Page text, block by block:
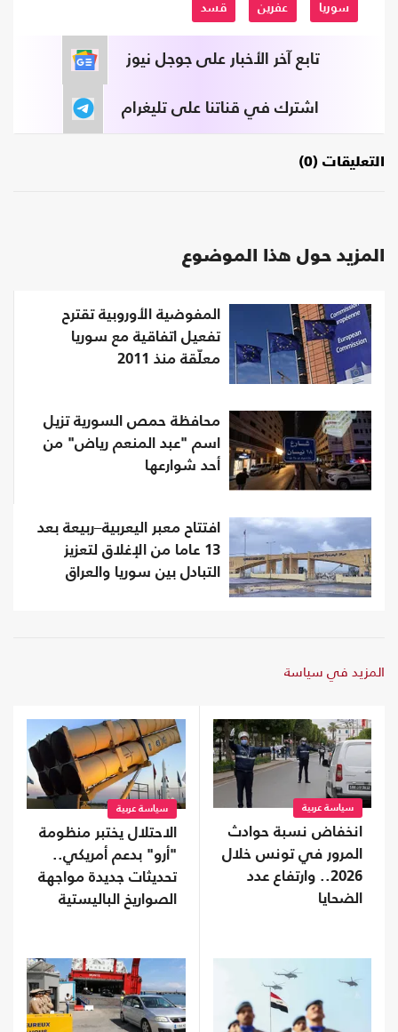
سوريا عفرين قسد
تابع آخر الأخبار على جوجل نيوز
اشترك في قناتنا على تليغرام
التعليقات (0)
المزيد حول هذا الموضوع
المفوضية الأوروبية تقترح
تفعيل اتفاقية مع سوريا
معلّقة منذ 2011
محافظة حمص السورية تزيل
اسم "عبد المنعم رياض" من
أحد شوارعها
افتتاح معبر اليعربية–ربيعة بعد
13 عاما من الإغلاق لتعزيز
التبادل بين سوريا والعراق
المزيد في سياسة
سياسة عربية
انخفاض نسبة حوادث
المرور في تونس خلال
2026.. وارتفاع عدد
الضحايا
سياسة عربية
الاحتلال يختبر منظومة
"أرو" بدعم أمريكي..
تحديثات جديدة مواجهة
الصواريخ الباليستية